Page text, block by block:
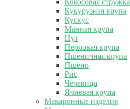
Кокосовая стружка
Кукурузная крупа
Кускус
Манная крупа
Нут
Перловая крупа
Пшеничная крупа
Пшено
Рис
Чечевица
Ячневая крупа
Макаронные изделия